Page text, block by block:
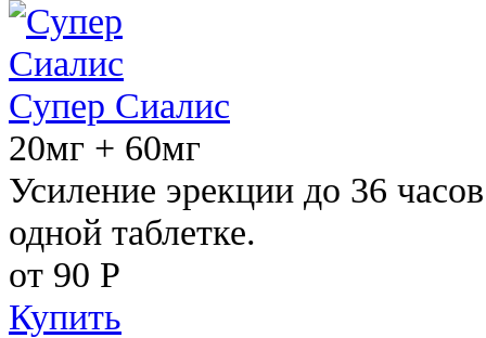
Супер Сиалис
20мг + 60мг
Усиление эрекции до 36
одной таблетке.
от 90 Р
Купить